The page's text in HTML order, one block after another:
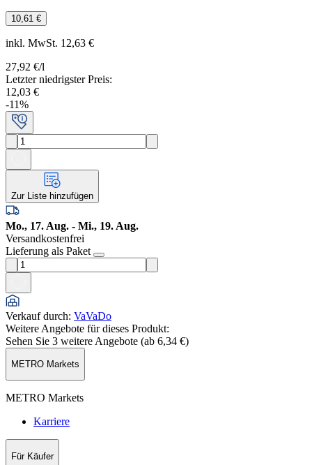
10,61 €
inkl. MwSt. 12,63 €
27,92 €/l
Letzter niedrigster Preis:
12,03 €
-11%
Zur Liste hinzufügen
Mo., 17. Aug. - Mi., 19. Aug.
Versandkostenfrei
Lieferung als Paket
Verkauf durch: VaVaDo
Weitere Angebote für dieses Produkt:
Sehen Sie 3 weitere Angebote (ab 6,34 €)
METRO Markets
METRO Markets
Karriere
Für Käufer